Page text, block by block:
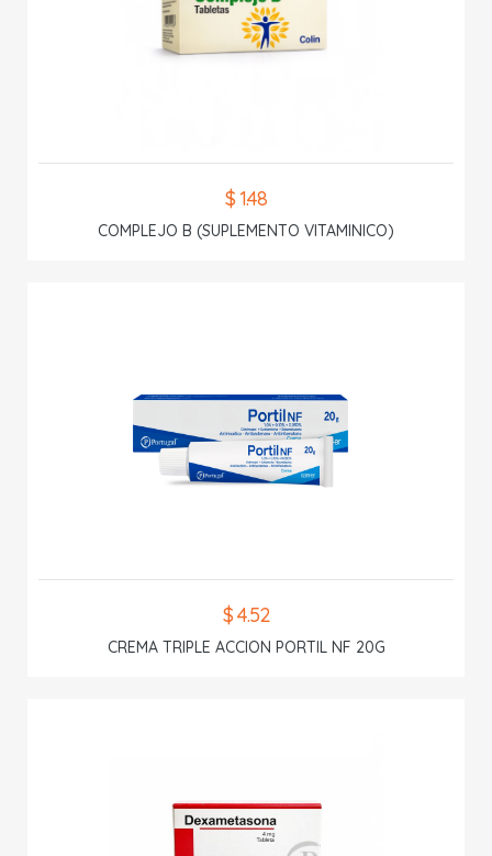
$ 1.48
COMPLEJO B (SUPLEMENTO VITAMINICO)
$ 4.52
CREMA TRIPLE ACCION PORTIL NF 20G